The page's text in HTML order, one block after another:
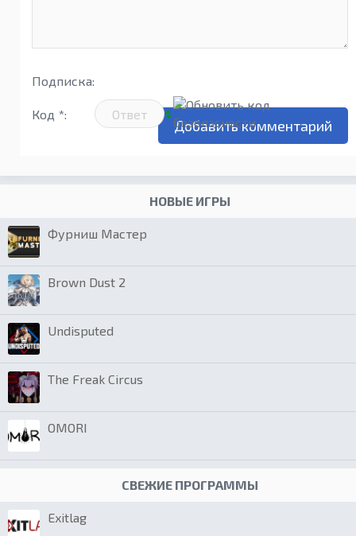
Подписка:
Код *:
НОВЫЕ ИГРЫ
Фурниш Мастер
Brown Dust 2
Undisputed
The Freak Circus
OMORI
СВЕЖИЕ ПРОГРАММЫ
Exitlag